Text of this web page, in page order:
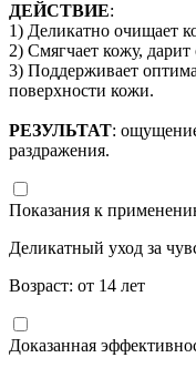
ДЕЙСТВИЕ:
1) Деликатно очищает
2) Смягчает кожу,
3) Поддерживает
поверхности кожи.
РЕЗУЛЬТАТ:
раздражения.
Показания к
Деликатный уход за
Возраст: от 14 лет
Доказанная